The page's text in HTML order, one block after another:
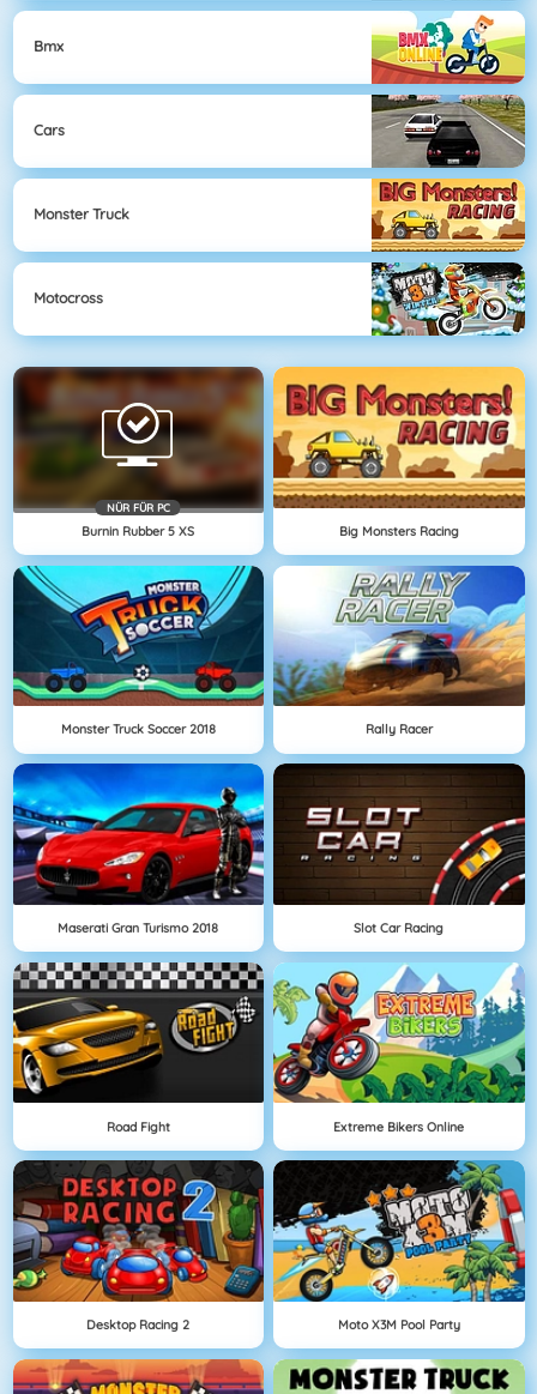
Bmx
Cars
Monster Truck
Motocross
NÜR FÜR PC
Burnin Rubber 5 XS Big Monsters Racing
Monster Truck Soccer 2018 Rally Racer
Maserati Gran Turismo 2018 Slot Car Racing
Road Fight Extreme Bikers Online
Desktop Racing 2 Moto X3M Pool Party